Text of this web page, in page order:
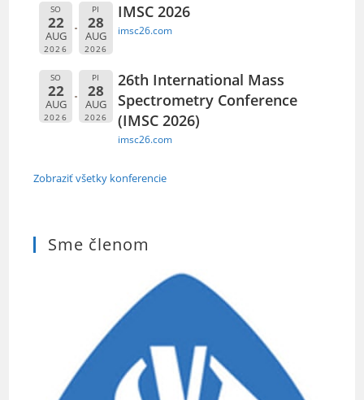
SO
22
AUG
2026
PI
28
AUG
2026
IMSC 2026
imsc26.com
SO
22
AUG
2026
PI
28
AUG
2026
26th International Mass
Spectrometry Conference
(IMSC 2026)
imsc26.com
Zobraziť všetky konferencie
Sme členom